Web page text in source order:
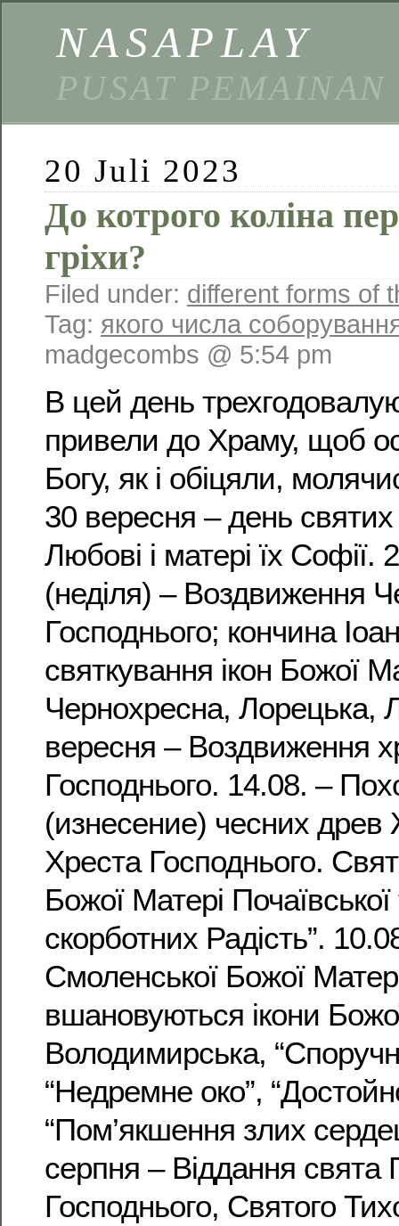
NASAPLAY
PUSAT
20 Juli 2023
До котрого коліна
гріхи?
Filed under: different forms of
Tag: якого числа
madgecombs @ 5:54 pm
В цей день
привели до Храму, щоб
Богу, як і обіцяли,
30 вересня – день святих
Любові і матері їх Софії.
(неділя) – Воздвиження
Господнього; кончина
святкування ікон Божої
Чернохресна, Лорецька,
вересня – Воздвиження
Господнього. 14.08. –
(изнесение) чесних
Хреста Господнього.
Божої Матері Почаївської
скорботних Радість”.
Смоленської Божої
вшановуються ікони
Володимирська,
“Недремне око”,
“Пом’якшення злих
серпня – Віддання
Господнього, Святого